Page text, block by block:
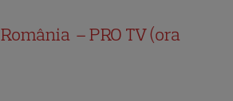
– PRO TV (ora